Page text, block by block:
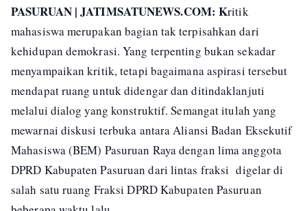
PASURUAN | JATIMSATUNEWS.COM: Kritik
mahasiswa merupakan bagian tak terpisahkan dari
kehidupan demokrasi. Yang terpenting bukan sekadar
menyampaikan kritik, tetapi bagaimana aspirasi tersebut
mendapat ruang untuk didengar dan ditindaklanjuti
melalui dialog yang konstruktif. Semangat itulah yang
mewarnai diskusi terbuka antara Aliansi Badan Eksekutif
Mahasiswa (BEM) Pasuruan Raya dengan lima anggota
DPRD Kabupaten Pasuruan dari lintas fraksi digelar di
salah satu ruang Fraksi DPRD Kabupaten Pasuruan